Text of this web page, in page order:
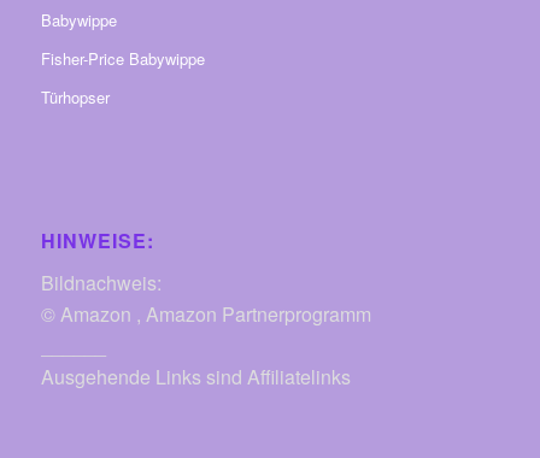
Babywippe
Fisher-Price Babywippe
Türhopser
HINWEISE:
Bildnachweis:
© Amazon , Amazon Partnerprogramm
Ausgehende Links sind Affiliatelinks